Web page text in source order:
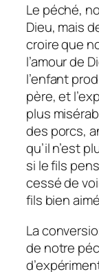
Le péché,
Dieu, mais
croire que
l’amour de
l’enfant
père, et
plus
des porcs,
qu’il n’est
si le fils
cessé de
fils bien
La
de notre